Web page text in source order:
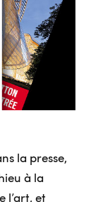
la presse,
à la
l’art, et